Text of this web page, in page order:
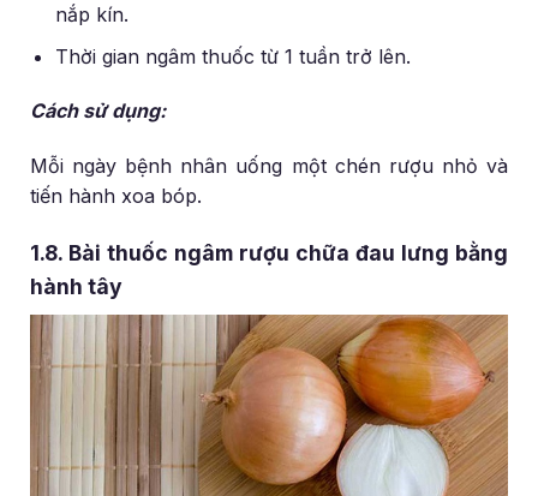
nắp kín.
Thời gian ngâm thuốc từ 1 tuần trở lên.
Cách sử dụng:
Mỗi ngày bệnh nhân uống một chén rượu nhỏ và
tiến hành xoa bóp.
1.8. Bài thuốc ngâm rượu chữa đau lưng bằng
hành tây